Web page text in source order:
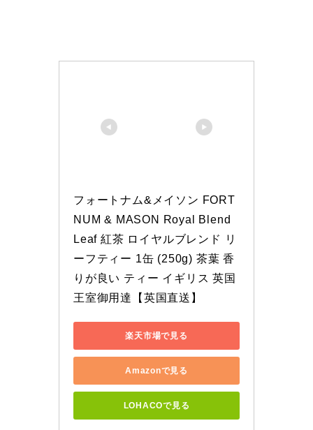
フォートナム&メイソン FORT
NUM & MASON Royal Blend
Leaf 紅茶 ロイヤルブレンド リ
ーフティー 1缶 (250g) 茶葉 香
りが良い ティー イギリス 英国
王室御用達【英国直送】
楽天市場で見る
Amazonで見る
LOHACOで見る